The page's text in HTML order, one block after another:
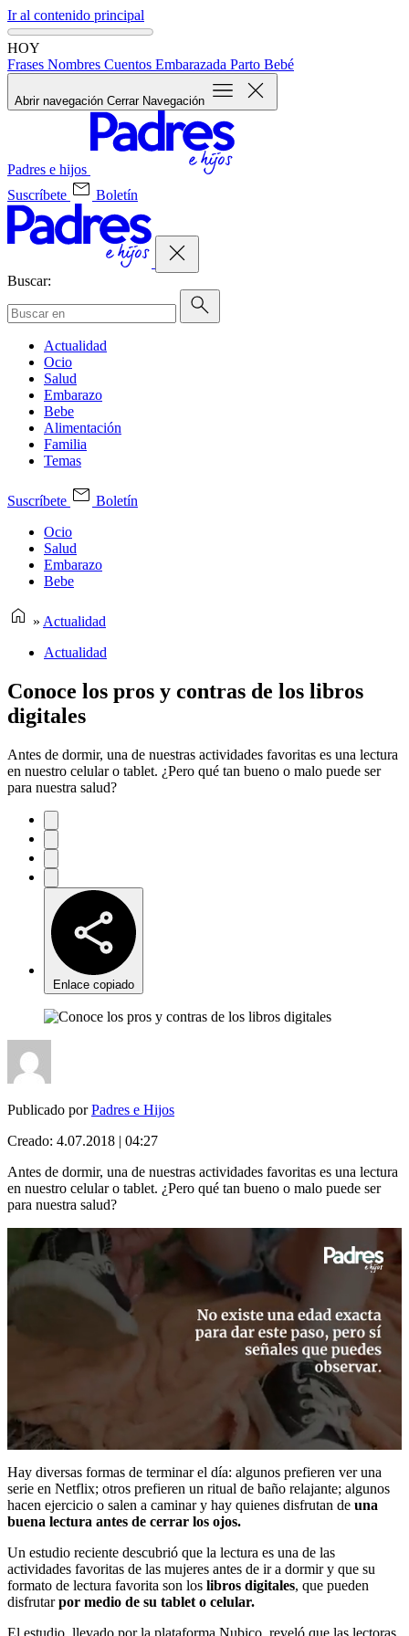
Ir al contenido principal
HOY
Frases Nombres Cuentos Embarazada Parto Bebé
Abrir navegación Cerrar Navegación
Padres e hijos
Suscríbete
Boletín
Buscar:
Actualidad
Ocio
Salud
Embarazo
Bebe
Alimentación
Familia
Temas
Suscríbete
Boletín
Ocio
Salud
Embarazo
Bebe
» Actualidad
Actualidad
Conoce los pros y contras de los libros
digitales
Antes de dormir, una de nuestras actividades favoritas es una lectura
en nuestro celular o tablet. ¿Pero qué tan bueno o malo puede ser
para nuestra salud?
Enlace copiado
Publicado porPadres e Hijos
Creado: 4.07.2018 | 04:27
Antes de dormir, una de nuestras actividades favoritas es una lectura
en nuestro celular o tablet. ¿Pero qué tan bueno o malo puede ser
para nuestra salud?
seconds
of
39
seconds
Hay diversas formas de terminar el día: algunos prefieren ver una
serie en Netflix; otros prefieren un ritual de baño relajante; algunos
hacen ejercicio o salen a caminar y hay quienes disfrutan de una
buena lectura antes de cerrar los ojos.
Un estudio reciente descubrió que la lectura es una de las
actividades favoritas de las mujeres antes de ir a dormir y que su
formato de lectura favorita son los libros digitales, que pueden
disfrutarpor medio de su tablet o celular.
El estudio, llevado por la plataforma Nubico, reveló que las lectoras